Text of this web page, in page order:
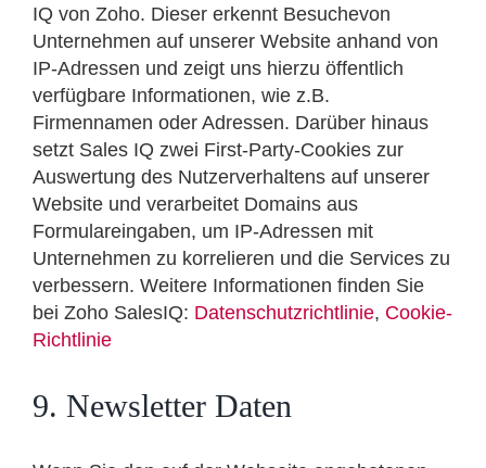
IQ von Zoho. Dieser erkennt Besuchevon
Unternehmen auf unserer Website anhand von
IP-Adressen und zeigt uns hierzu öffentlich
verfügbare Informationen, wie z.B.
Firmennamen oder Adressen. Darüber hinaus
setzt Sales IQ zwei First-Party-Cookies zur
Auswertung des Nutzerverhaltens auf unserer
Website und verarbeitet Domains aus
Formulareingaben, um IP-Adressen mit
Unternehmen zu korrelieren und die Services zu
verbessern. Weitere Informationen finden Sie
bei Zoho SalesIQ: Datenschutzrichtlinie, Cookie-
Richtlinie
9. Newsletter Daten